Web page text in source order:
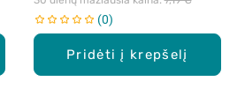
Pridėti į krepšelį
0